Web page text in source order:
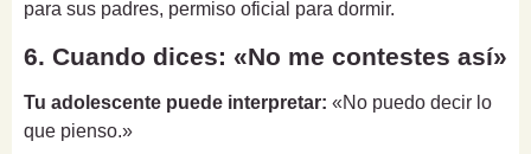
para sus padres, permiso oficial para dormir.
6. Cuando dices: «No me contestes así»
Tu adolescente puede interpretar: «No puedo decir lo
que pienso.»